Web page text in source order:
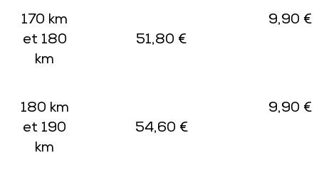
170 km
et 180
km
51,80 €
9,90 €
180 km
et 190
km
54,60 €
9,90 €